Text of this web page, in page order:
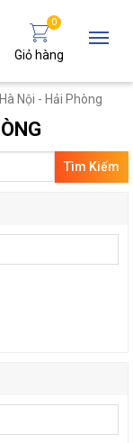
0
Giỏ hàng
Nội - Hải Phòng